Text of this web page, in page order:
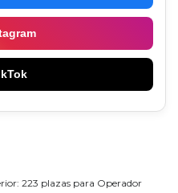
223 plazas para Operador